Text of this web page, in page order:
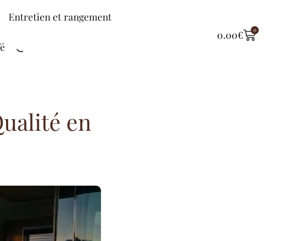
Entretien et rangement
0.00€ 0
en